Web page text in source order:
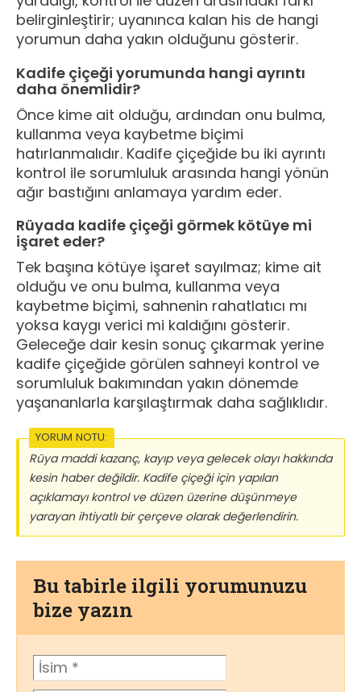
belirginleştirir; uyanınca kalan his de hangi
yorumun daha yakın olduğunu gösterir.
Kadife çiçeği yorumunda hangi ayrıntı
daha önemlidir?
Önce kime ait olduğu, ardından onu bulma,
kullanma veya kaybetme biçimi
hatırlanmalıdır. Kadife çiçeğide bu iki ayrıntı
kontrol ile sorumluluk arasında hangi yönün
ağır bastığını anlamaya yardım eder.
Rüyada kadife çiçeği görmek kötüye mi
işaret eder?
Tek başına kötüye işaret sayılmaz; kime ait
olduğu ve onu bulma, kullanma veya
kaybetme biçimi, sahnenin rahatlatıcı mı
yoksa kaygı verici mi kaldığını gösterir.
Geleceğe dair kesin sonuç çıkarmak yerine
kadife çiçeğide görülen sahneyi kontrol ve
sorumluluk bakımından yakın dönemde
yaşananlarla karşılaştırmak daha sağlıklıdır.
YORUM NOTU:
Rüya maddi kazanç, kayıp veya gelecek olayı hakkında
kesin haber değildir. Kadife çiçeği için yapılan
açıklamayı kontrol ve düzen üzerine düşünmeye
yarayan ihtiyatlı bir çerçeve olarak değerlendirin.
Bu tabirle ilgili yorumunuzu
bize yazın